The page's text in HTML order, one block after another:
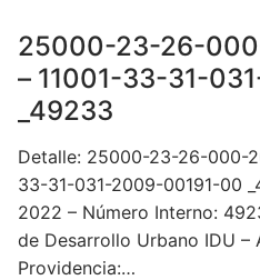
25000-23-26-
– 11001-33-31-
_49233
Detalle: 25000-23-26-000-
33-31-031-2009-00191-00
2022 – Número Interno:
de Desarrollo Urbano IDU –
Providencia:…